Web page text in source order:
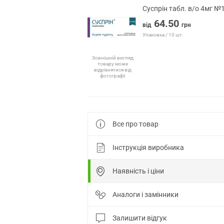
Зовнішній вигляд
товару може
відрізнятися від
фотографії
Суспрін табл. в/о 4мг
від 64.50 грн
Упаковка / 10 шт.
Все про товар
Інструкція виробника
Наявність і ціни
Аналоги і замінники
Залишити відгук